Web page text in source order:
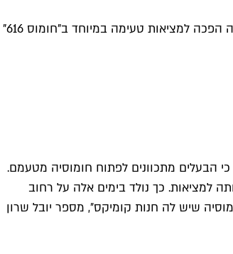
זה התחיל כבדיחת אחד באפריל לפני שלוש שנים, כשהבעלים של חנות הקומיקס הנפלאה "קומיקס וירקות" הכריזו על פתיחת חומוסיה. עכשיו הבדיחה הפכה למציאות טעימה במיוחד ב"חומוס 616"
הבעלים מתכוונים לפתוח חומוסיה מטעמם.
למציאות. כך נולד בימים אלה על רחוב
חומוסיה שיש לה חנות קומיקס״, מספר יובל שרון